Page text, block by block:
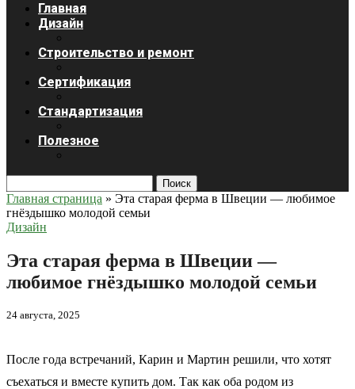
Главная
Дизайн
Строительство и ремонт
Сертификация
Стандартизация
Полезное
Поиск
Главная страница » Эта старая ферма в Швеции — любимое
гнёздышко молодой семьи
Дизайн
Эта старая ферма в Швеции —
любимое гнёздышко молодой семьи
24 августа, 2025
После года встречаний, Карин и Мартин решили, что хотят
съехаться и вместе купить дом. Так как оба родом из